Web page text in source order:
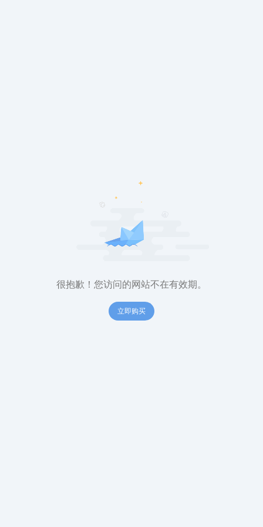
很抱歉！您访问的网站不在有效期。
立即购买